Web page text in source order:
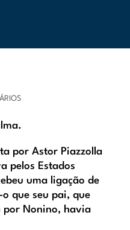
por Astor Piazzolla
pelos Estados
uma ligação de
que seu pai, que
por Nonino, havia